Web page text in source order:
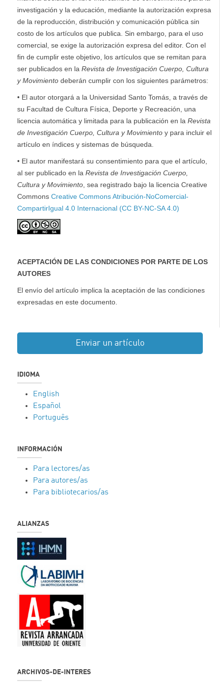
investigación y la educación, mediante la autorización expresa
de la reproducción, distribución y comunicación pública sin
costo de los artículos que publica. Sin embargo, para el uso
comercial, se exige la autorización expresa del editor. Con el
fin de cumplir este objetivo, los artículos que se remitan para
ser publicados en la Revista de Investigación Cuerpo, Cultura
y Movimiento deberán cumplir con los siguientes parámetros:
• El autor otorgará a la Universidad Santo Tomás, a través de
su Facultad de Cultura Física, Deporte y Recreación, una
licencia automática y limitada para la publicación en la Revista
de Investigación Cuerpo, Cultura y Movimiento y para incluir el
artículo en índices y sistemas de búsqueda.
• El autor manifestará su consentimiento para que el artículo,
al ser publicado en la Revista de Investigación Cuerpo,
Cultura y Movimiento , sea registrado bajo la licencia Creative
Commons Creative Commons Atribución-NoComercial-
CompartirIgual 4.0 Internacional (CC BY-NC-SA 4.0)
ACEPTACIÓN DE LAS CONDICIONES POR PARTE DE LOS
AUTORES
El envío del artículo implica la aceptación de las condiciones
expresadas en este documento.
Enviar un artículo
IDIOMA
English
Español
Português
INFORMACIÓN
Para lectores/as
Para autores/as
Para bibliotecarios/as
ALIANZAS
ARCHIVOS-DE-INTERES